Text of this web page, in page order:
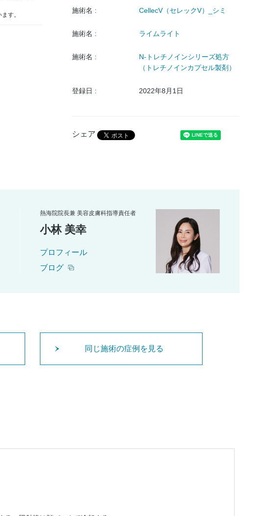
す。
施術名 : CellecV（セレックV）_シミ
施術名 : ライムライト
施術名 :
N-トレチノインシリーズ処方
（トレチノインカプセル製剤）
登録日 : 2022年8月1日
シェア
熱海院院長兼 美容皮膚科指導責任者
小林 美幸
プロフィール
ブログ
同じ施術の症例を見る